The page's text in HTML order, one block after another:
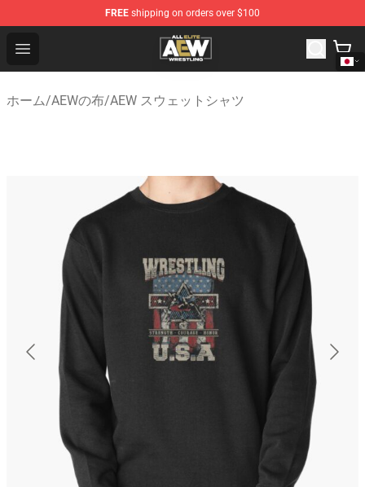
FREE shipping on orders over $100
Open menu
Aew Shop ⚡️ Official Aew Merchandise Store
ホーム/AEWの布/AEW スウェットシャツ